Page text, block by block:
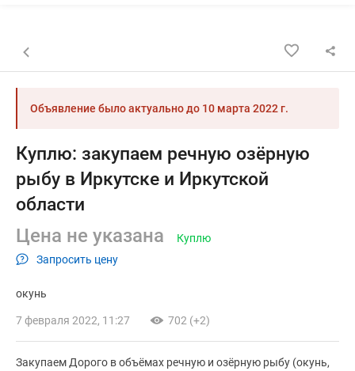
Назад к списку объявлений
Объявление было актуально до 10 марта 2022 г.
Куплю: закупаем речную озёрную
рыбу в Иркутске и Иркутской
области
Цена не указана
Запросить цену
Куплю
окунь
7 февраля 2022, 11:27 702 (+2)
Закупаем Дорого в объёмах речную и озёрную рыбу (окунь,